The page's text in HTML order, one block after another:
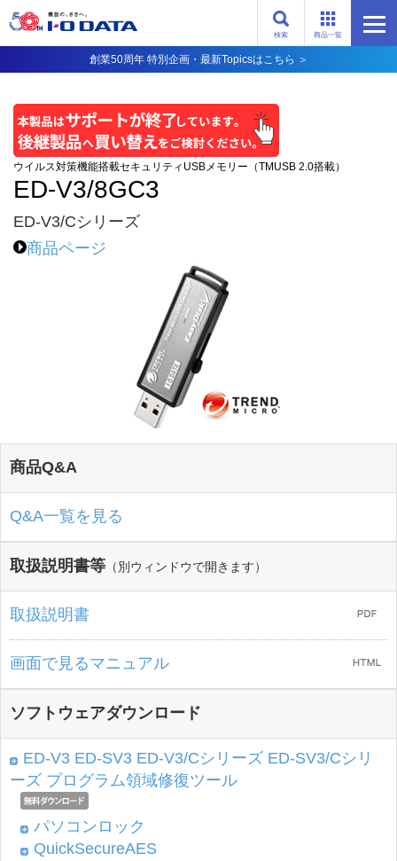
商品一覧
検索
創業50周年 特別企画・最新Topicsはこちら ＞
ウイルス対策機能搭載セキュリティUSBメモリー（TMUSB 2.0搭載）
ED-V3/8GC3
ED-V3/Cシリーズ
商品ページ
商品Q&A
Q&A一覧を見る
取扱説明書等 （別ウィンドウで開きます）
取扱説明書
画面で見るマニュアル
ソフトウェアダウンロード
ED-V3 ED-SV3 ED-V3/Cシリーズ ED-SV3/Cシリ
ーズ プログラム領域修復ツール
パソコンロック
QuickSecureAES